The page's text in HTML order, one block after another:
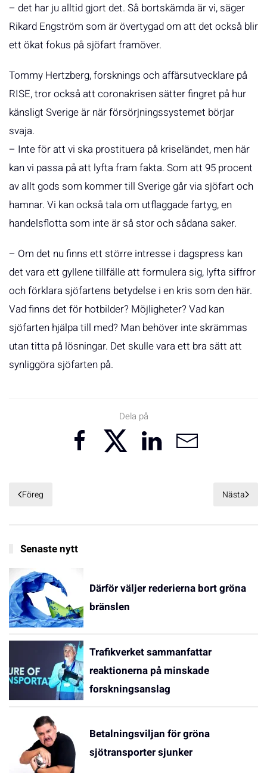
– det har ju alltid gjort det. Så bortskämda är vi, säger
Rikard Engström som är övertygad om att det också blir
ett ökat fokus på sjöfart framöver.
Tommy Hertzberg, forsknings och affärsutvecklare på
RISE, tror också att coronakrisen sätter fingret på hur
känsligt Sverige är när försörjningssystemet börjar
svaja.
– Inte för att vi ska prostituera på kriseländet, men här
kan vi passa på att lyfta fram fakta. Som att 95 procent
av allt gods som kommer till Sverige går via sjöfart och
hamnar. Vi kan också tala om utflaggade fartyg, en
handelsflotta som inte är så stor och sådana saker.
– Om det nu finns ett större intresse i dagspress kan
det vara ett gyllene tillfälle att formulera sig, lyfta siffror
och förklara sjöfartens betydelse i en kris som den här.
Vad finns det för hotbilder? Möjligheter? Vad kan
sjöfarten hjälpa till med? Man behöver inte skrämmas
utan titta på lösningar. Det skulle vara ett bra sätt att
synliggöra sjöfarten på.
Dela på
Föreg Nästa
Senaste nytt
Därför väljer rederierna bort gröna
bränslen
Trafikverket sammanfattar
reaktionerna på minskade
forskningsanslag
Betalningsviljan för gröna
sjötransporter sjunker